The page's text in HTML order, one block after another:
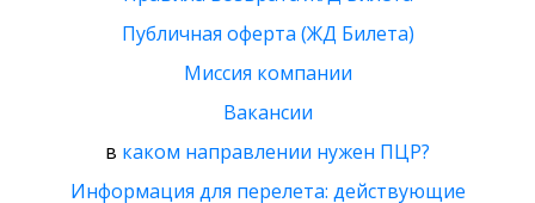
Публичная оферта (ЖД Билета)
Миссия компании
Вакансии
в каком направлении нужен ПЦР?
Информация для перелета: действующие